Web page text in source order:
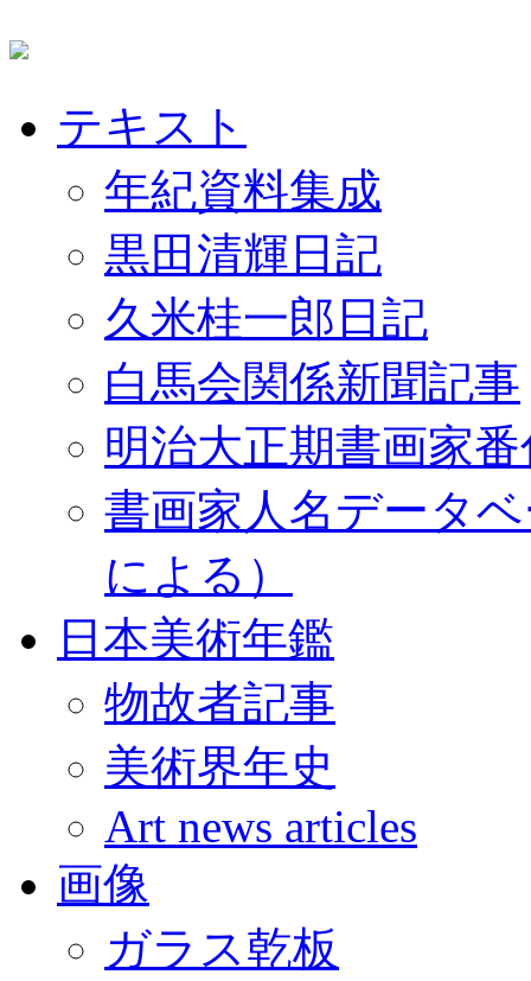
テキスト
年紀資料集成
黒田清輝日記
久米桂一郎日記
白馬会関係新聞記事
明治大正期書画家
書画家人名データ
による）
日本美術年鑑
物故者記事
美術界年史
Art news articles
画像
ガラス乾板